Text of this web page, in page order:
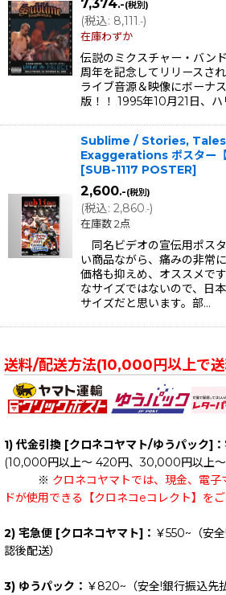
.-(税別)
(税込: 8,111.-)
在庫わずか
伝説のミクスチャー・バン
周年を記念してリリースさ
ライブ音源＆映像にボーナ
版！！ 1995年10月21日、
Sublime / Stories,
Exaggerations ポスター
[SUB-1117 POSTER]
2,600.-(税別)
(税込: 2,860.-)
在庫数 2点
同名ビデオの宣伝用ポス
い商品ながら、痛みの非常
価格も抑えめ、オススメで
なサイズではないので、日
サイズだと思います。部…
送料/配送方法(10,000円以上で
1) 代金引換 [クロネコヤマト/ゆうパック]：
(10,000円以上～ 420円、30,000円以上
※ クロネコヤマトでは、現金、電
ドが使用できる【クロネコeコレクト】をご
2) 宅急便 [クロネコヤマト]： ￥550~（安
認後配送）
3) ゆうパック： ￥820~（安全!銀行振込先